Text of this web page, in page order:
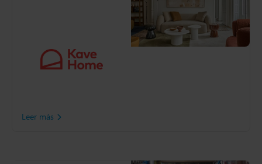
Fundada en 2013, cuenta
con 37 tiendas y 95 shop in
Leer más